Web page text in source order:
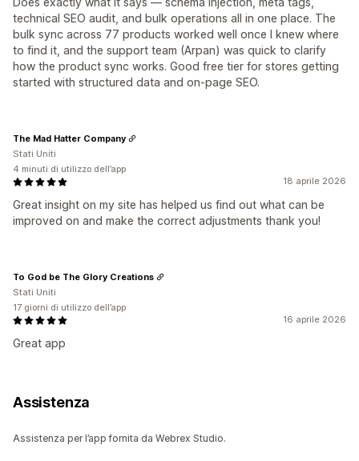
technical SEO audit, and bulk operations all in one place. The
bulk sync across 77 products worked well once I knew where
to find it, and the support team (Arpan) was quick to clarify
how the product sync works. Good free tier for stores getting
started with structured data and on-page SEO.
18 aprile 2026
Great insight on my site has helped us find out what can be
improved on and make the correct adjustments thank you!
The Mad Hatter Company
Stati Uniti
4 minuti di utilizzo dell’app
16 aprile 2026
Great app
To God be The Glory Creations
Stati Uniti
17 giorni di utilizzo dell’app
Assistenza
Assistenza per l’app fornita da Webrex Studio.